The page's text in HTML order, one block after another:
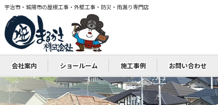
宇治市・城陽市の屋根工事・外壁工事・防災・雨漏り専門店
会社案内 ショールーム 施工事例 お問い合わせ